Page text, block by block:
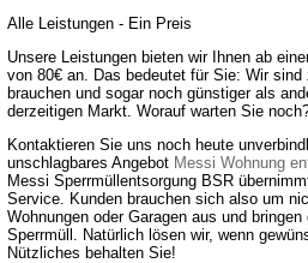
Alle Leistungen - Ein Preis
Unsere Leistungen bieten wir Ihnen ab
von 80€ an. Das bedeutet für Sie: Wir
brauchen und sogar noch günstiger als
derzeitigen Markt. Worauf warten Sie
Kontaktieren Sie uns noch heute
unschlagbares Angebot Messi Wohnung
Messi Sperrmüllentsorgung BSR
Service. Kunden brauchen sich also um
Wohnungen oder Garagen aus und
Sperrmüll. Natürlich lösen wir, wenn
Nützliches behalten Sie!